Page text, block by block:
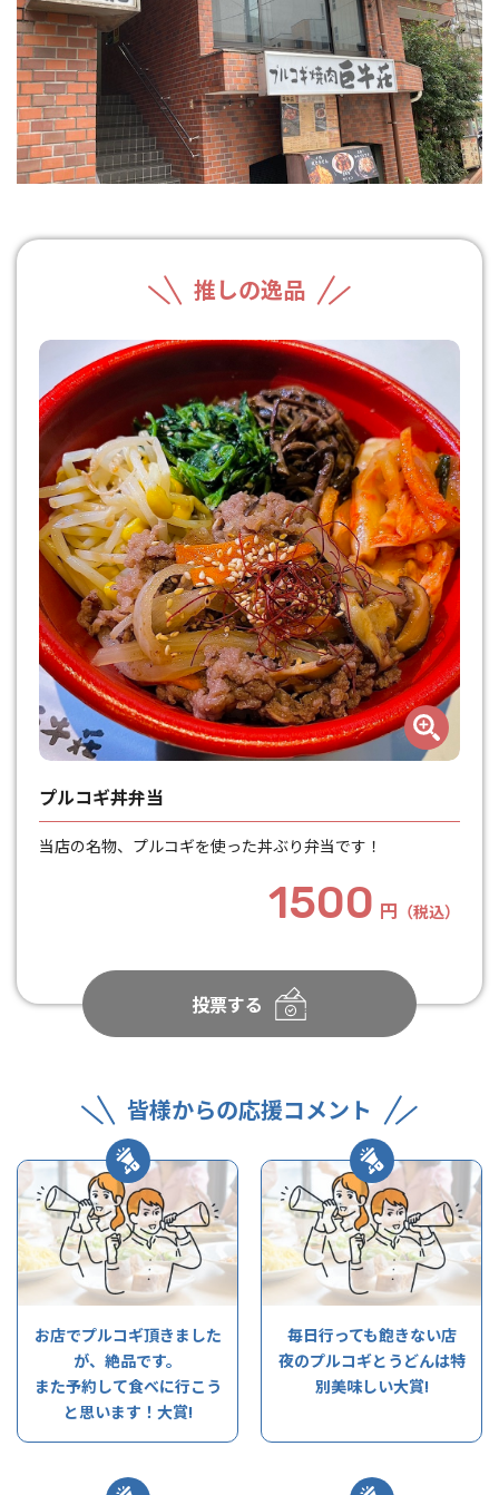
推しの逸品
プルコギ丼弁当
当店の名物、プルコギを使った丼ぶり弁当です！
1500 円 （税込）
投票する
皆様からの応援コメント
お店でプルコギ頂きました
が、絶品です。
また予約して食べに行こう
と思います！大賞!
毎日行っても飽きない店
夜のプルコギとうどんは特
別美味しい大賞!